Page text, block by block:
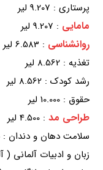
پرستاری : 9.207 لیر
مامایی : 9.207 لیر
روانشناسی : 6.583 لیر
تغذیه : 8.562 لیر
رشد کودک : 8.562 لیر
حقوق : 10.000 لیر
طراحی مد : 4.500 لیر
سلامت دهان و دندان : 8.000 لیر
زبان و ادبیات آلمانی (